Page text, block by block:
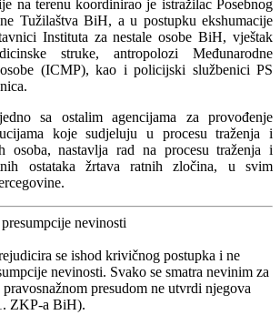
na terenu koordinirao je istražilac Posebnog
Tužilaštva BiH, a u postupku ekshumacije
Instituta za nestale osobe BiH, vještak
struke, antropolozi Međunarodne
(ICMP), kao i policijski službenici PS
sa ostalim agencijama za provođenje
koje sudjeluju u procesu traženja i
osoba, nastavlja rad na procesu traženja i
ostataka žrtava ratnih zločina, u svim
nevinosti
se ishod krivičnog postupka i ne
nevinosti. Svako se smatra nevinim za
presudom ne utvrdi njegova
ZKP-a BiH).